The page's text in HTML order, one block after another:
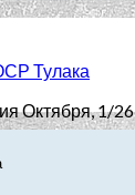
Тулака
Октября, 1/26